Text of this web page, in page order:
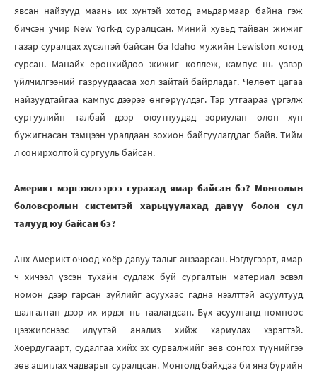
явсан найзууд маань их хүнтэй хотод амьдармаар байна гэж
бичсэн учир New York-д суралцсан. Миний хувьд тайван жижиг
газар суралцах хүсэлтэй байсан ба Idaho мужийн Lewiston хотод
сурсан. Манайх ерөнхийдөө жижиг коллеж, кампус нь үзвэр
үйлчилгээний газруудаасаа хол зайтай байрладаг. Чөлөөт цагаа
найзуудтайгаа кампус дээрээ өнгөрүүлдэг. Тэр утгаараа үргэлж
сургуулийн талбай дээр оюутнуудад зориулан олон хүн
бужигнасан тэмцээн уралдаан зохион байгуулагддаг байв. Тийм
л сонирхолтой сургууль байсан.
Америкт мэргэжлээрээ сурахад ямар байсан бэ? Монголын
боловсролын системтэй харьцуулахад давуу болон сул
талууд юу байсан бэ?
Анх Америкт очоод хоёр давуу талыг анзаарсан. Нэгдүгээрт, ямар
ч хичээл үзсэн тухайн судлаж буй сургалтын материал эсвэл
номон дээр гарсан зүйлийг асуухаас гадна нээлттэй асуултууд
шалгалтан дээр их ирдэг нь таалагдсан. Бүх асуултанд номноос
цээжилснээс илүүтэй анализ хийж хариулах хэрэгтэй.
Хоёрдугаарт, судалгаа хийх эх сурвалжийг зөв сонгох түүнийгээ
зөв ашиглах чадварыг суралцсан. Монголд байхдаа би янз бүрийн